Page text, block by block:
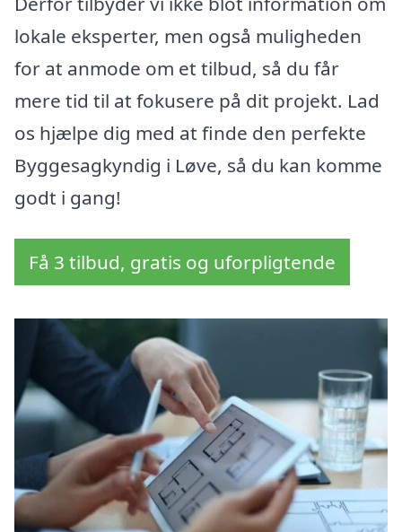
lokale eksperter, men også muligheden
for at anmode om et tilbud, så du får
mere tid til at fokusere på dit projekt. Lad
os hjælpe dig med at finde den perfekte
Byggesagkyndig i Løve, så du kan komme
godt i gang!
Få 3 tilbud, gratis og uforpligtende